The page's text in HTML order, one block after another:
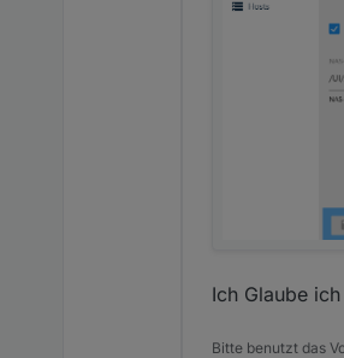
Ich Glaube
Bitte benutzt das